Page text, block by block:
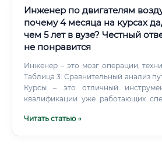
Условия труда: Работа на территории режимных
объектов Допуск к объектам с особым статусом
секретности Необходимость прохождения регулярных
медицинских освидетельствований Наличие
социальных гарантий
ДМС, санаторно-курортное
пенсия, льготы ✅ Специальные условия: Надбавки за
вредность (класс условий труда 3.1–3.3)
дни отпуска Ранний выход на пенсию для категории
звания (Заслуженный лётчик-испытатель
Инженер по двигателям
почему 4 месяца на курсах
чем 5 лет в вузе? Честный
не понравится
Инженер – это мозг операции,
Таблица 3: Сравнительный анализ путей
Курсы – это отличный
квалификации уже работающих
могут и не должны заменять
Читать статью →